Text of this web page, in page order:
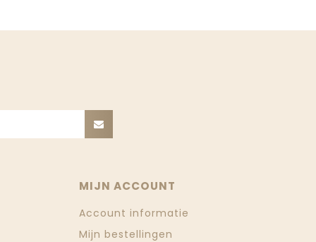
MIJN ACCOUNT
Account informatie
Mijn bestellingen